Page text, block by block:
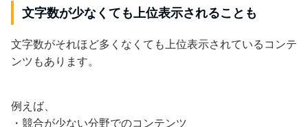
文字数が少なくても上位表示されることも
文字数がそれほど多くなくても上位表示されているコンテ
ンツもあります。
例えば、
・競合が少ない分野でのコンテンツ